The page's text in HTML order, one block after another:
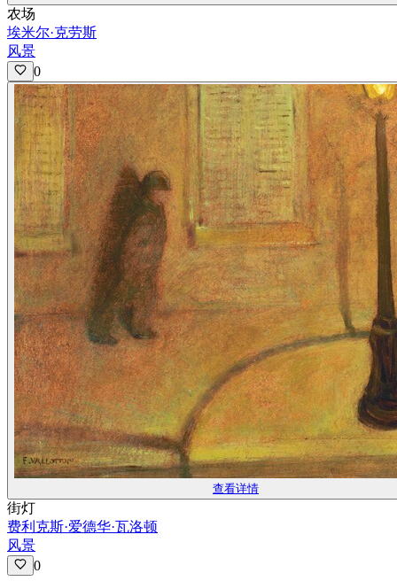
农场
埃米尔·克劳斯
风景
0
查看详情
街灯
费利克斯·爱德华·瓦洛顿
风景
0